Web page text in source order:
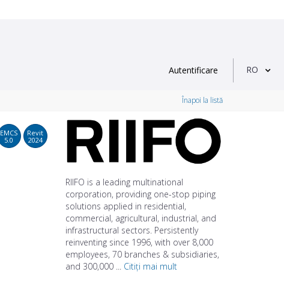
Autentificare RO
Înapoi la listă
EMCS
5.0
Revit
2024
RIIFO is a leading multinational
corporation, providing one-stop piping
solutions applied in residential,
commercial, agricultural, industrial, and
infrastructural sectors. Persistently
reinventing since 1996, with over 8,000
employees, 70 branches & subsidiaries,
and 300,000 ... Citiți mai mult